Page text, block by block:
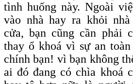
tình huống này. Ngoài
vào nhà hay ra khỏi
cửa, bạn cũng cần phải
thay ổ khoá vì sự an
chính bạn! vì bạn không
ai đó đang có chìa khoá